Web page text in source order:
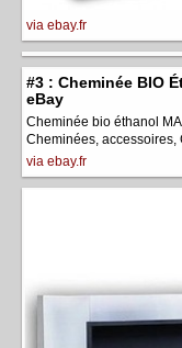
via ebay.fr
#3 : Cheminée BIO
eBay
Cheminée bio éthanol
Cheminées, accessoires,
via ebay.fr